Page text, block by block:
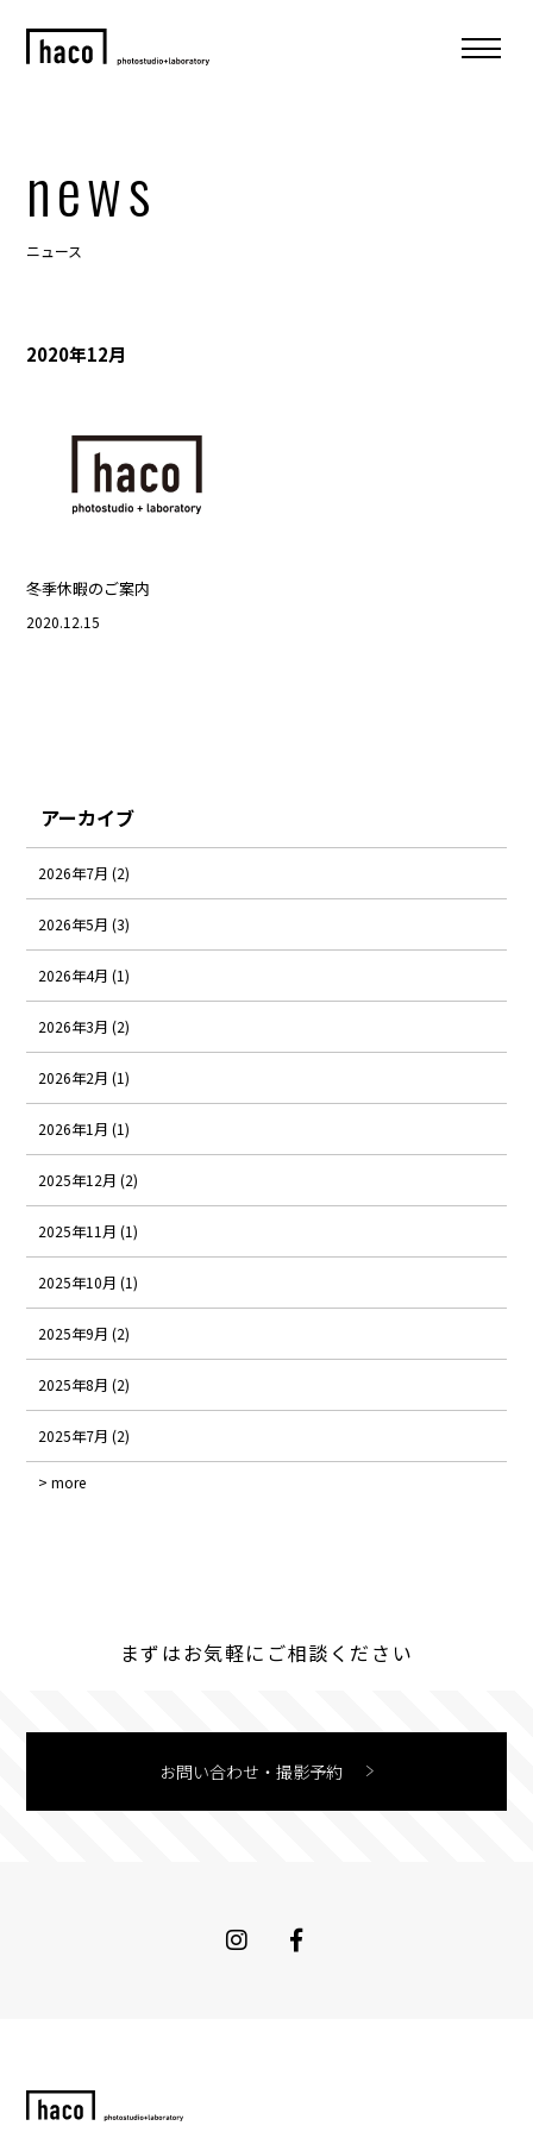
news
ニュース
2020年12月
冬季休暇のご案内
2020.12.15
アーカイブ
2026年7月 (2)
2026年5月 (3)
2026年4月 (1)
2026年3月 (2)
2026年2月 (1)
2026年1月 (1)
2025年12月 (2)
2025年11月 (1)
2025年10月 (1)
2025年9月 (2)
2025年8月 (2)
2025年7月 (2)
> more
まずはお気軽にご相談ください
お問い合わせ・撮影予約
Instagram